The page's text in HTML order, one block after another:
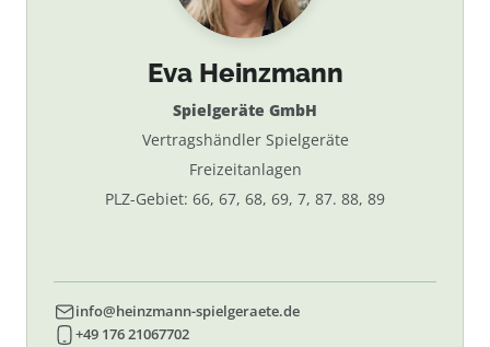
Eva Heinzmann
Spielgeräte GmbH
Vertragshändler Spielgeräte
Freizeitanlagen
PLZ-Gebiet: 66, 67, 68, 69, 7, 87. 88, 89
info@heinzmann-spielgeraete.de
+49 176 21067702